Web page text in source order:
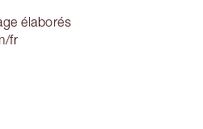
élaborés
fr